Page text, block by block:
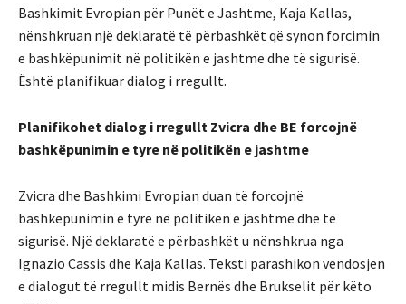
Bashkimit Evropian për Punët e Jashtme, Kaja Kallas,
nënshkruan një deklaratë të përbashkët që synon forcimin
e bashkëpunimit në politikën e jashtme dhe të sigurisë.
Është planifikuar dialog i rregullt.
Planifikohet dialog i rregullt Zvicra dhe BE forcojnë
bashkëpunimin e tyre në politikën e jashtme
Zvicra dhe Bashkimi Evropian duan të forcojnë
bashkëpunimin e tyre në politikën e jashtme dhe të
sigurisë. Një deklaratë e përbashkët u nënshkrua nga
Ignazio Cassis dhe Kaja Kallas. Teksti parashikon vendosjen
e dialogut të rregullt midis Bernës dhe Brukselit për këto